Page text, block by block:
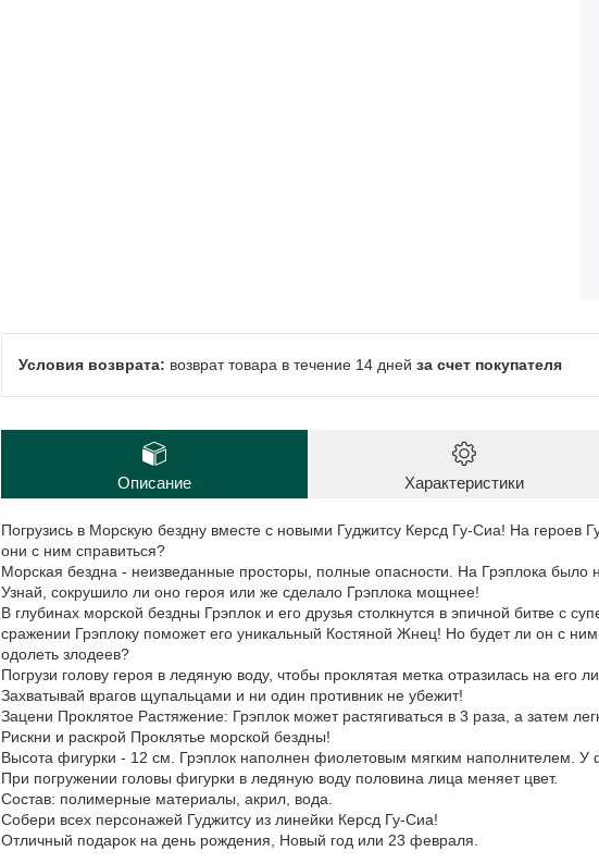
возврат товара в течение 14 дней за счет покупателя
Описание Характеристики
Погрузись в Морскую бездну вместе с новыми Гуджитсу Керсд Гу-Сиа! На героев
они с ним справиться?
Морская бездна - неизведанные просторы, полные опасности. На Грэплока было
Узнай, сокрушило ли оно героя или же сделало Грэплока мощнее!
В глубинах морской бездны Грэплок и его друзья столкнутся в эпичной битве с
сражении Грэплоку поможет его уникальный Костяной Жнец! Но будет ли он с
одолеть злодеев?
Погрузи голову героя в ледяную воду, чтобы проклятая метка отразилась на его
Захватывай врагов щупальцами и ни один противник не убежит!
Зацени Проклятое Растяжение: Грэплок может растягиваться в 3 раза, а затем
Рискни и раскрой Проклятье морской бездны!
Высота фигурки - 12 см. Грэплок наполнен фиолетовым мягким наполнителем. У
При погружении головы фигурки в ледяную воду половина лица меняет цвет.
Состав: полимерные материалы, акрил, вода.
Собери всех персонажей Гуджитсу из линейки Керсд Гу-Сиа!
Отличный подарок на день рождения, Новый год или 23 февраля.